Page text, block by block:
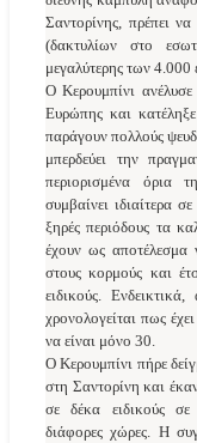
Σαντορίνης, πρέπει να
(δακτυλίων στο
μεγαλύτερης των 4.000
Ο Κερουμπίνι ανέλυσε
Ευρώπης και
παράγουν πολλούς
μπερδεύει την
περιορισμένα όρια
συμβαίνει ιδιαίτερα
ξηρές περιόδους τα
έχουν ως αποτέλεσμα
στους κορμούς και
ειδικούς.
χρονολογείται πως
να είναι μόνο 30.
Ο Κερουμπίνι πήρε
στη Σαντορίνη και
σε δέκα ειδικούς σε
διάφορες χώρες. Η